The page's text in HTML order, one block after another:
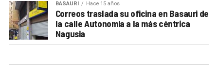
BASAURI Hace 15 años
Correos traslada su oficina en Basauri de
la calle Autonomía a la más céntrica
Nagusia